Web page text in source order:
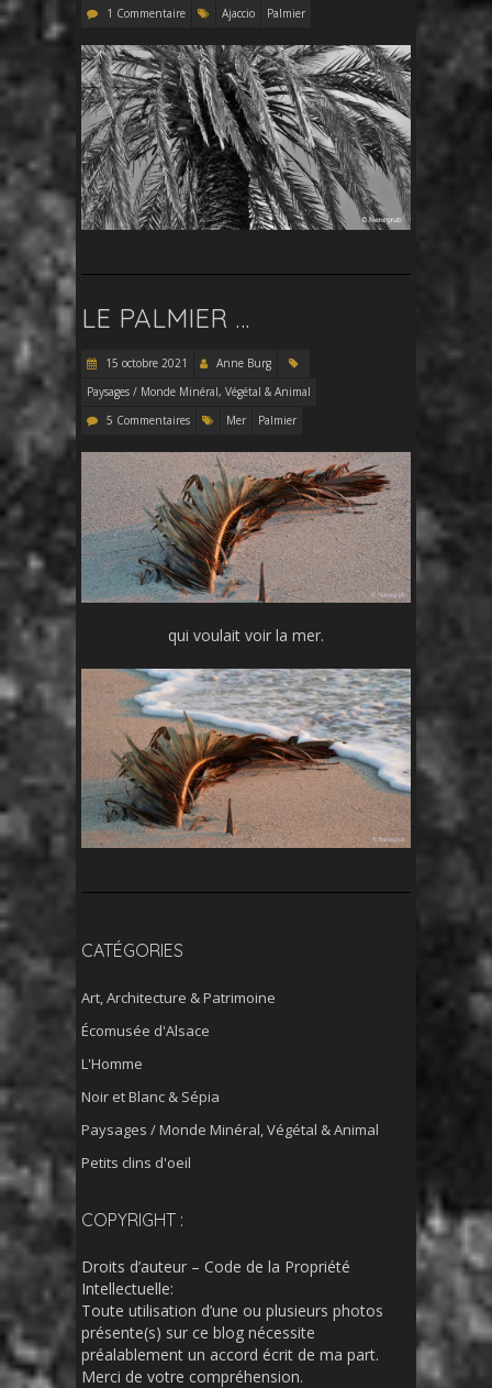
1 Commentaire
Ajaccio Palmier
LE PALMIER …
15 octobre 2021
Anne Burg
Paysages / Monde Minéral, Végétal & Animal
5 Commentaires
Mer Palmier
qui voulait voir la mer.
CATÉGORIES
Art, Architecture & Patrimoine
Écomusée d'Alsace
L'Homme
Noir et Blanc & Sépia
Paysages / Monde Minéral, Végétal & Animal
Petits clins d'oeil
COPYRIGHT :
Droits d’auteur – Code de la Propriété
Intellectuelle:
Toute utilisation d’une ou plusieurs photos
présente(s) sur ce blog nécessite
préalablement un accord écrit de ma part.
Merci de votre compréhension.